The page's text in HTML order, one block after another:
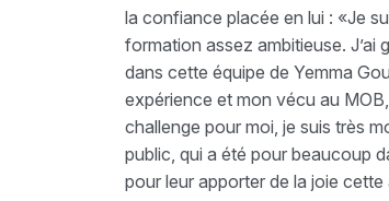
la confiance placée en lui : «Je
formation assez ambitieuse. J’ai
dans cette équipe de Yemma
expérience et mon vécu au
challenge pour moi, je suis très
public, qui a été pour beaucoup
pour leur apporter de la joie